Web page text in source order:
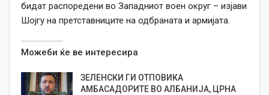
бидат распоредени во Западниот воен округ – изјави
Шојгу на претставниците на одбраната и армијата.
Можеби ќе ве интересира
ЗЕЛЕНСКИ ГИ ОТПОВИКА
АМБАСАДОРИТЕ ВО АЛБАНИЈА, ЦРНА